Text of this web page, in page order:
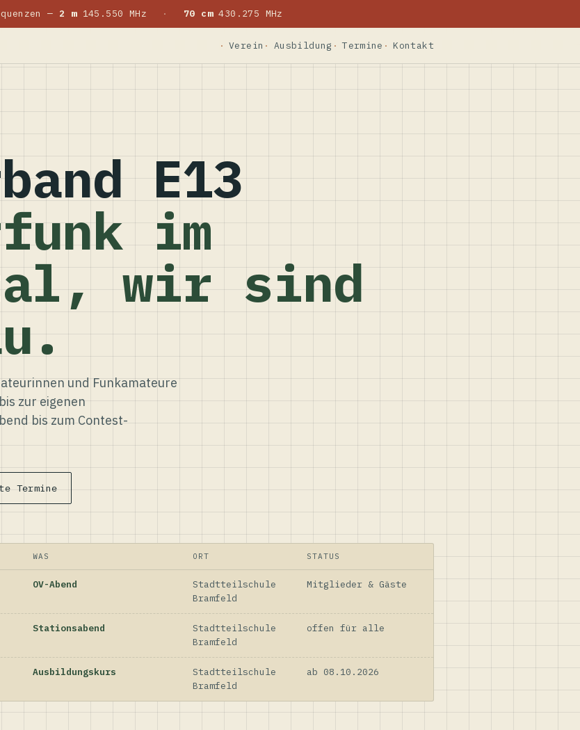
— 2 m145.550 MHz · 70 cm430.275 MHz
Verein Ausbildung Termine Kontakt
E13
im
wir sind
und Funkamateure
zur eigenen
bis zum Contest-
Termine
WAS ORT STATUS
OV-Abend
Stadtteilschule
Bramfeld
Mitglieder & Gäste
Stationsabend
Stadtteilschule
Bramfeld
offen für alle
Ausbildungskurs
Stadtteilschule
Bramfeld
ab 08.10.2026